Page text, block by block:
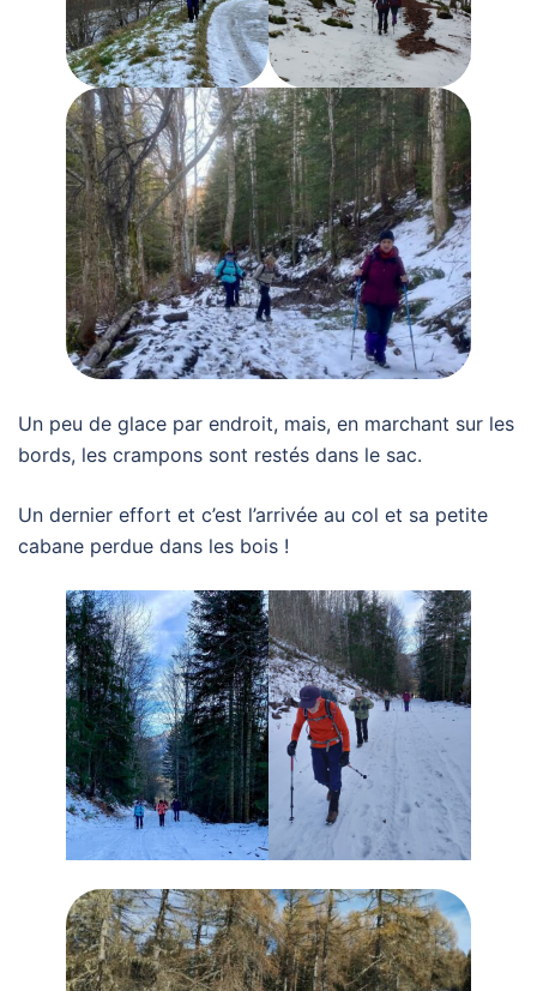
Un peu de glace par endroit, mais, en marchant sur les
bords, les crampons sont restés dans le sac.
Un dernier effort et c’est l’arrivée au col et sa petite
cabane perdue dans les bois !